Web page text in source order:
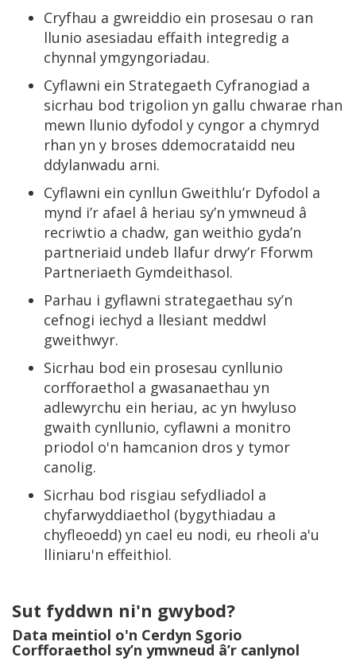
Cryfhau a gwreiddio ein prosesau o ran
llunio asesiadau effaith integredig a
chynnal ymgyngoriadau.
Cyflawni ein Strategaeth Cyfranogiad a
sicrhau bod trigolion yn gallu chwarae rhan
mewn llunio dyfodol y cyngor a chymryd
rhan yn y broses ddemocrataidd neu
ddylanwadu arni.
Cyflawni ein cynllun Gweithlu’r Dyfodol a
mynd i’r afael â heriau sy’n ymwneud â
recriwtio a chadw, gan weithio gyda’n
partneriaid undeb llafur drwy’r Fforwm
Partneriaeth Gymdeithasol.
Parhau i gyflawni strategaethau sy’n
cefnogi iechyd a llesiant meddwl
gweithwyr.
Sicrhau bod ein prosesau cynllunio
corfforaethol a gwasanaethau yn
adlewyrchu ein heriau, ac yn hwyluso
gwaith cynllunio, cyflawni a monitro
priodol o'n hamcanion dros y tymor
canolig.
Sicrhau bod risgiau sefydliadol a
chyfarwyddiaethol (bygythiadau a
chyfleoedd) yn cael eu nodi, eu rheoli a'u
lliniaru'n effeithiol.
Sut fyddwn ni'n gwybod?
Data meintiol o'n Cerdyn Sgorio
Corfforaethol sy’n ymwneud â’r canlynol